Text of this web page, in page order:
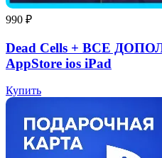
990 ₽
Dead Cells + ВСЕ
AppStore ios iPad
Купить